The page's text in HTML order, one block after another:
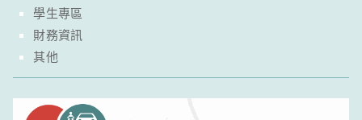
學生專區
財務資訊
其他